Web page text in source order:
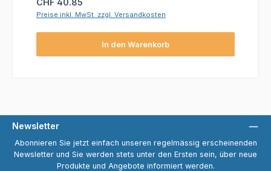
CHF 40.85
Preise inkl. MwSt. zzgl. Versandkosten
In den Warenkorb
Newsletter
Abonnieren Sie jetzt einfach unseren regelmässig erscheinenden
Newsletter und Sie werden stets unter den Ersten sein, über neue
Produkte und Angebote informiert werden.